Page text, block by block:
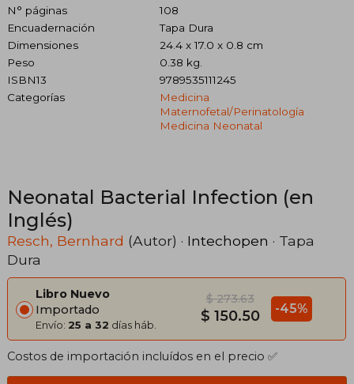
N° páginas
108
Encuadernación
Tapa Dura
Dimensiones
24.4 x 17.0 x 0.8 cm
Peso
0.38 kg.
ISBN13
9789535111245
Categorías
Medicina
Maternofetal/perinatología
Medicina Neonatal
Neonatal Bacterial Infection (en
Inglés)
Resch, Bernhard (Autor) · Intechopen · Tapa
Dura
Libro Nuevo
Importado
Envío: 25 a 32 días háb.
$ 273.63
$ 150.50 -45%
Costos de importación incluídos en el precio ✅